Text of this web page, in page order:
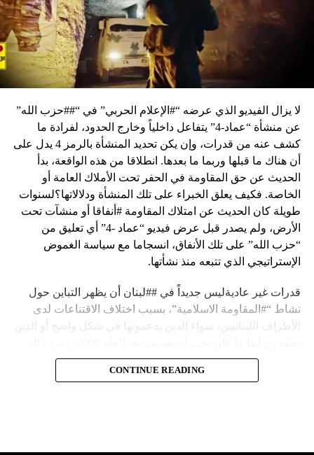
لا يزال الفيديو الذي عرضه “#الإعلام الحربي” في “##حزب الله”
عن منشأة “عماد-4” يتفاعل داخلياً وخارج الحدود، لفرادة ما
كشف عنه من قدرات، وإن يكن تحديد المنشأة بالرمز 4 يدل على
أن هناك ما قبلها وربما ما بعدها. انطلاقا من هذه الواقعة، بدأ
الحديث عن حق المقاومة في الحفر تحت الأملاك العامة أو
الخاصة. فكيف يعلق الخبراء على تلك المنشأة ودلالاتها؟لسنوات
طويلة كان الحديث عن امتلاك المقاومة #أنفاقا أو منشآت تحت
الأرض، ولم يصدر قبل عرض فيديو “عماد -4” أي تعليق من
“حزب الله” على تلك الأنفاق، انسجاما مع سياسة الغموض
الإستراتيجي الذي تتبعه منذ نشأتها.
قدرات غير عاديةليس جديداً في ##لبنان أن يظهر التباين حول
نشاط “#المقاومة الاسلامية”، بسبب اختلاف الاقتناعات لدى
الأطراف اللبنانيين، سواء الذين يدعمونها في شكل واضح أو الذين
إلى أن المقاومة ضد الاحتلال الإسرائيلي لم تكن يوماً محط
إجماع داخلي، وإن كانت القوى اللبنانية المؤمنة بالصراع ضد
CONTINUE READING